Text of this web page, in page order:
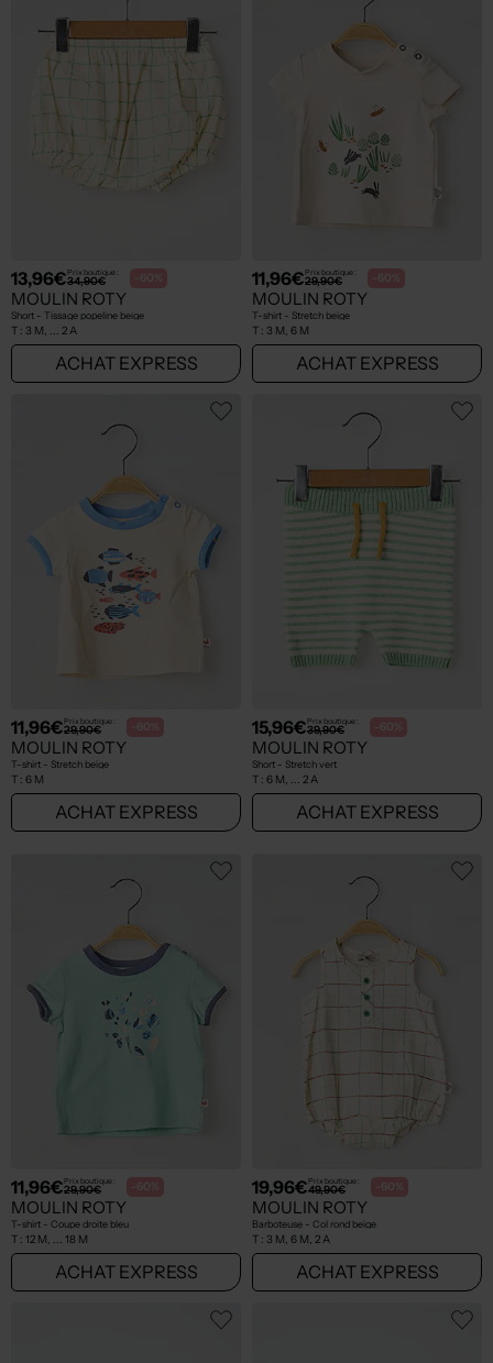
13,96€Prix boutique :
34,90€ -60%
MOULIN ROTY
Short - Tissage popeline beige
T : 3 M, ... 2 A
ACHAT EXPRESS
11,96€Prix boutique :
29,90€ -60%
MOULIN ROTY
T-shirt - Stretch beige
T : 3 M, 6 M
ACHAT EXPRESS
11,96€Prix boutique :
29,90€ -60%
MOULIN ROTY
T-shirt - Stretch beige
T : 6 M
ACHAT EXPRESS
15,96€Prix boutique :
39,90€ -60%
MOULIN ROTY
Short - Stretch vert
T : 6 M, ... 2 A
ACHAT EXPRESS
11,96€Prix boutique :
29,90€ -60%
MOULIN ROTY
T-shirt - Coupe droite bleu
T : 12 M, ... 18 M
ACHAT EXPRESS
19,96€Prix boutique :
49,90€ -60%
MOULIN ROTY
Barboteuse - Col rond beige
T : 3 M, 6 M, 2 A
ACHAT EXPRESS